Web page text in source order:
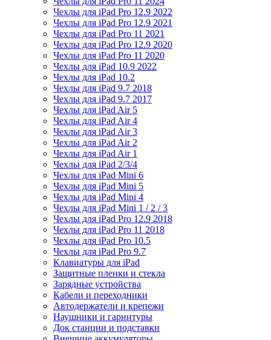
Чехлы для iPad Pro 12.9 2022
Чехлы для iPad Pro 12.9 2021
Чехлы для iPad Pro 11 2021
Чехлы для iPad Pro 12.9 2020
Чехлы для iPad Pro 11 2020
Чехлы для iPad 10.9 2022
Чехлы для iPad 10.2
Чехлы для iPad 9.7 2018
Чехлы для iPad 9.7 2017
Чехлы для iPad Air 5
Чехлы для iPad Air 4
Чехлы для iPad Air 3
Чехлы для iPad Air 2
Чехлы для iPad Air 1
Чехлы для iPad 2/3/4
Чехлы для iPad Mini 6
Чехлы для iPad Mini 5
Чехлы для iPad Mini 4
Чехлы для iPad Mini 1 / 2 / 3
Чехлы для iPad Pro 12.9 2018
Чехлы для iPad Pro 11 2018
Чехлы для iPad Pro 10.5
Чехлы для iPad Pro 9.7
Клавиатуры для iPad
Защитные пленки и стекла
Зарядные устройства
Кабели и переходники
Автодержатели и крепежи
Наушники и гарнитуры
Док станции и подставки